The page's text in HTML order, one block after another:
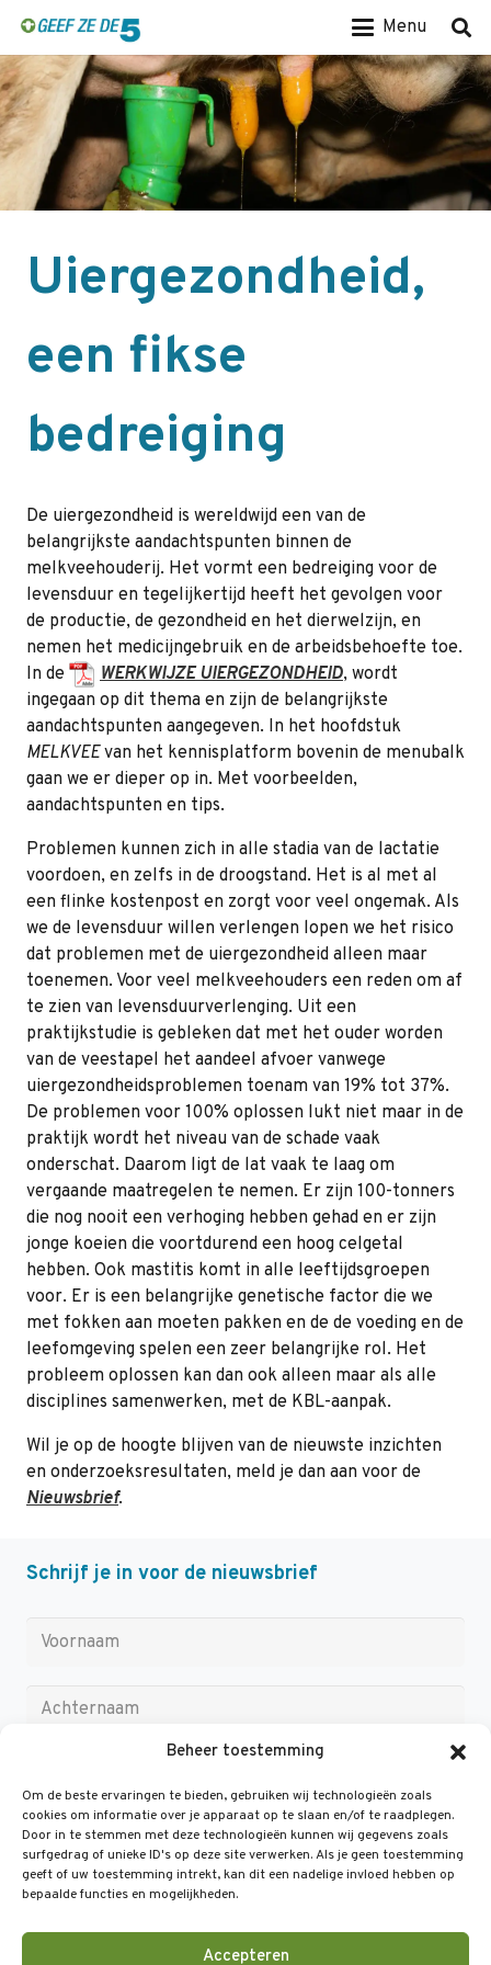
Beheer toestemming
Om de beste ervaringen te bieden, gebruiken wij technologieën zoals
cookies om informatie over je apparaat op te slaan en/of te raadplegen.
Door in te stemmen met deze technologieën kunnen wij gegevens zoals
surfgedrag of unieke ID's op deze site verwerken. Als je geen toestemming
geeft of uw toestemming intrekt, kan dit een nadelige invloed hebben op
bepaalde functies en mogelijkheden.
Accepteren
Menu
Uiergezondheid,
een fikse
bedreiging
De uiergezondheid is wereldwijd een van de
belangrijkste aandachtspunten binnen de
melkveehouderij. Het vormt een bedreiging voor de
levensduur en tegelijkertijd heeft het gevolgen voor
de productie, de gezondheid en het dierwelzijn, en
nemen het medicijngebruik en de arbeidsbehoefte toe.
In de
WERKWIJZE UIERGEZONDHEID, wordt
ingegaan op dit thema en zijn de belangrijkste
aandachtspunten aangegeven. In het hoofdstuk
MELKVEEvan het kennisplatform bovenin de menubalk
gaan we er dieper op in. Met voorbeelden,
aandachtspunten en tips.
Problemen kunnen zich in alle stadia van de lactatie
voordoen, en zelfs in de droogstand. Het is al met al
een flinke kostenpost en zorgt voor veel ongemak. Als
we de levensduur willen verlengen lopen we het risico
dat problemen met de uiergezondheid alleen maar
toenemen. Voor veel melkveehouders een reden om af
te zien van levensduurverlenging. Uit een
praktijkstudie is gebleken dat met het ouder worden
van de veestapel het aandeel afvoer vanwege
uiergezondheidsproblemen toenam van 19% tot 37%.
De problemen voor 100% oplossen lukt niet maar in de
praktijk wordt het niveau van de schade vaak
onderschat. Daarom ligt de lat vaak te laag om
vergaande maatregelen te nemen. Er zijn 100-tonners
die nog nooit een verhoging hebben gehad en er zijn
jonge koeien die voortdurend een hoog celgetal
hebben. Ook mastitis komt in alle leeftijdsgroepen
voor. Er is een belangrijke genetische factor die we
met fokken aan moeten pakken en de de voeding en de
leefomgeving spelen een zeer belangrijke rol. Het
probleem oplossen kan dan ook alleen maar als alle
disciplines samenwerken, met de KBL-aanpak.
Wil je op de hoogte blijven van de nieuwste inzichten
en onderzoeksresultaten, meld je dan aan voor de
Nieuwsbrief.
Schrijf je in voor de nieuwsbrief
Help